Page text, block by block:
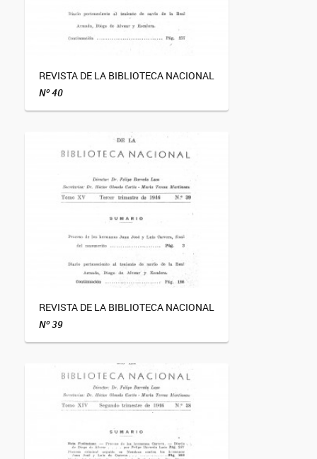
REVISTA DE LA BIBLIOTECA NACIONAL
Nº 40
REVISTA DE LA BIBLIOTECA NACIONAL
Nº 39